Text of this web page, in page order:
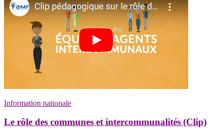
Information nationale
Le rôle des communes et intercommunalités (Clip)